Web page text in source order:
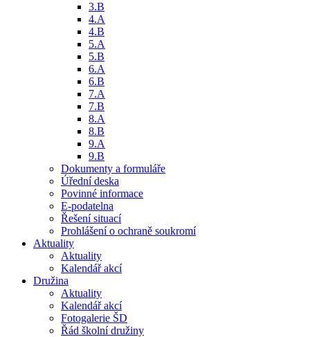
3.B
4.A
4.B
5.A
5.B
6.A
6.B
7.A
7.B
8.A
8.B
9.A
9.B
Dokumenty a formuláře
Úřední deska
Povinné informace
E-podatelna
Řešení situací
Prohlášení o ochraně soukromí
Aktuality
Aktuality
Kalendář akcí
Družina
Aktuality
Kalendář akcí
Fotogalerie ŠD
Řád školní družiny